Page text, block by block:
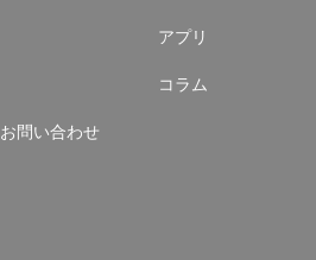
アプリ
コラム
お問い合わせ